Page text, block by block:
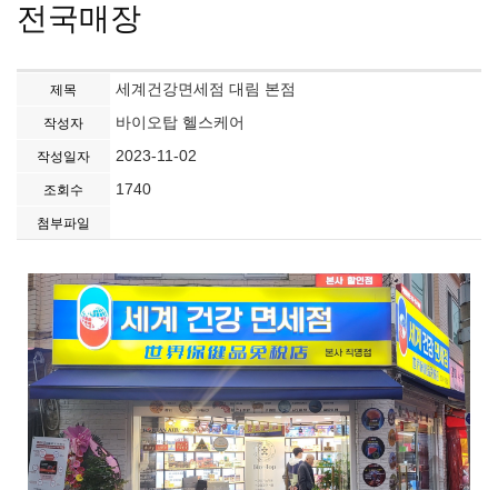
전국매장
제목 세계건강면세점 대림 본점
작성자 바이오탑 헬스케어
작성일자 2023-11-02
조회수 1740
첨부파일